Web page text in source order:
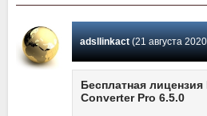
adsllinkact(21 августа 2020 02:47)
Бесплатная лицензия
Converter Pro 6.5.0